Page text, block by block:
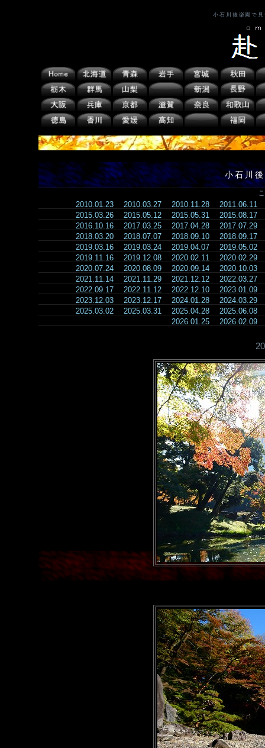
小石川後楽園で
小石川
2010.01.23 2010.03.27 2010.11.28
2011.06.11
2015.03.26
2015.05.12 2015.05.31
2015.08.17
2016.10.16
2017.03.25 2017.04.28
2017.07.29
2018.03.20
2018.07.07 2018.09.10
2018.09.17
2019.03.16
2019.03.24 2019.04.07
2019.05.02
2019.11.16
2019.12.08 2020.02.11
2020.02.29
2020.07.24
2020.08.09 2020.09.14
2020.10.03
2021.11.14
2021.11.29 2021.12.12
2022.03.27
2022.09.17
2022.11.12 2022.12.10
2023.01.09
2023.12.03
2023.12.17 2024.01.28
2024.03.29
2025.03.02
2025.03.31 2025.04.28
2025.06.08
2026.01.25
2026.02.09